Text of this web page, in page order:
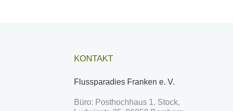
KONTAKT
Flussparadies Franken e. V.
Büro: Posthochhaus 1. Stock,